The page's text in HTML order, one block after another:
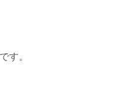
す。